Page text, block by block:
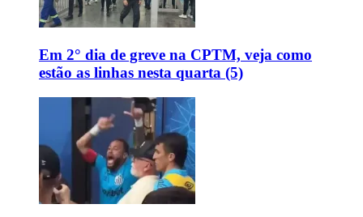
Em 2° dia de greve na CPTM, veja como
estão as linhas nesta quarta (5)